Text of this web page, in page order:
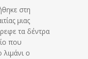
στη
μιας
τα δέντρα
που
ο